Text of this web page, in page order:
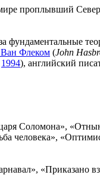
проплывший
фундаментальные
Флеком (John
1994), английский
Соломона»,
человека»,
«Приказано